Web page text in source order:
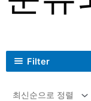
Filter